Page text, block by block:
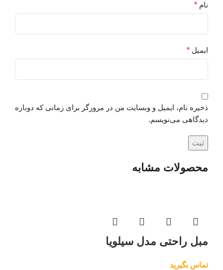
نام *
ایمیل *
ذخیره نام، ایمیل و وبسایت من در مرورگر برای زمانی که دوباره
دیدگاهی می‌نویسم.
محصولات مشابه
مبل راحتی مدل سیلویا
تماس بگیرید